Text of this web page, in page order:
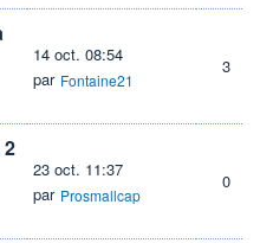
14 oct. 08:54
par Fontaine21
3
23 oct. 11:37
par Prosmallcap
0